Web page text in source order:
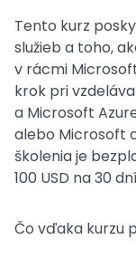
Tento kurz
služieb a toho,
v rácmi
krok pri
a Microsoft
alebo Microsoft
školenia je
100 USD na 30
Čo vďaka kurzu